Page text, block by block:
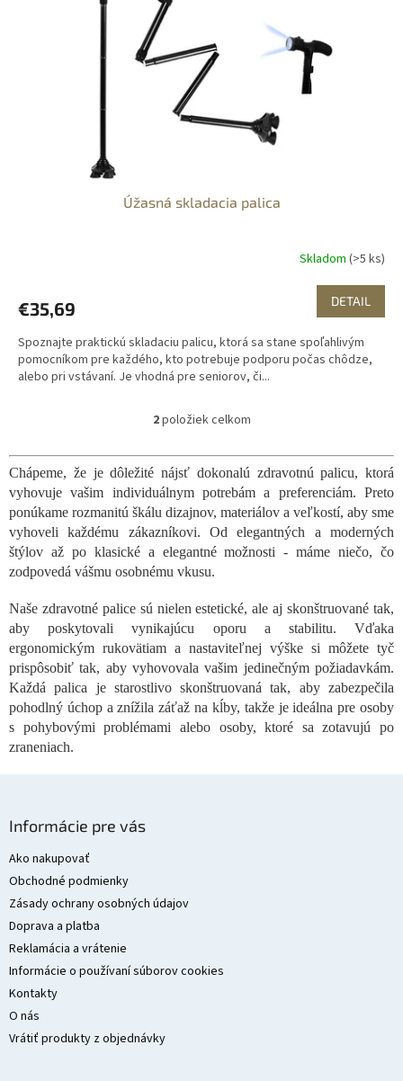
Úžasná skladacia palica
Skladom (>5 ks)
€35,69 DETAIL
Spoznajte praktickú skladaciu palicu, ktorá sa stane spoľahlivým
pomocníkom pre každého, kto potrebuje podporu počas chôdze,
alebo pri vstávaní. Je vhodná pre seniorov, či...
O
l
á
d
a
i
e
p
v
y
v
ý
p
i
s
2položiek celkom
Chápeme, že je dôležité nájsť dokonalú zdravotnú palicu, ktorá
vyhovuje vašim individuálnym potrebám a preferenciám. Preto
ponúkame rozmanitú škálu dizajnov, materiálov a veľkostí, aby sme
vyhoveli každému zákazníkovi. Od elegantných a moderných
štýlov až po klasické a elegantné možnosti - máme niečo, čo
zodpovedá vášmu osobnému vkusu.
Naše zdravotné palice sú nielen estetické, ale aj skonštruované tak,
aby poskytovali vynikajúcu oporu a stabilitu. Vďaka
ergonomickým rukovätiam a nastaviteľnej výške si môžete tyč
prispôsobiť tak, aby vyhovovala vašim jedinečným požiadavkám.
Každá palica je starostlivo skonštruovaná tak, aby zabezpečila
pohodlný úchop a znížila záťaž na kĺby, takže je ideálna pre osoby
s pohybovými problémami alebo osoby, ktoré sa zotavujú po
zraneniach.
Informácie pre vás
Ako nakupovať
Obchodné podmienky
Zásady ochrany osobných údajov
Doprava a platba
Reklamácia a vrátenie
Informácie o používaní súborov cookies
Kontakty
O nás
Vrátiť produkty z objednávky